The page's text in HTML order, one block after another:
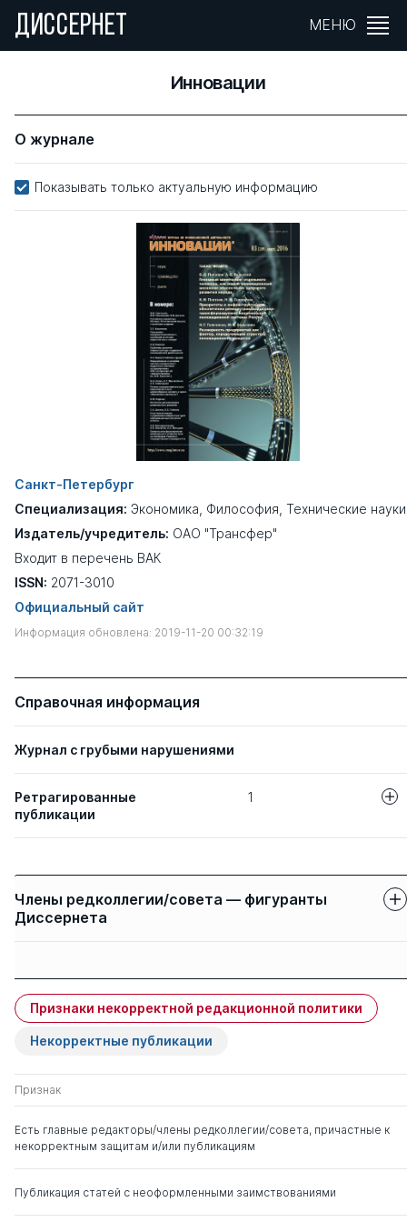
ДИССЕРНЕТ МЕНЮ
Инновации
О журнале
Показывать только актуальную информацию
Санкт-Петербург
Специализация: Экономика Философия Технические науки
Издатель/учредитель: ОАО "Трансфер"
Входит в перечень ВАК
ISSN: 2071-3010
Официальный сайт
Информация обновлена: 2019-11-20 00:32:19
Справочная информация
Журнал с грубыми нарушениями
Ретрагированные
публикации
1
Шишаев М. Г.
Маслобоев А. В.
Члены редколлегии/совета — фигуранты
Диссернета
Порфирьев Борис
Николаевич
д. э.н. 0 1
Окрепилов Владимир
Валентинович
Поляков Сергей
Геннадьевич
д. э.н.
Фияксель Эдуард
д. э.н. 1 1
Признаки некорректной редакционной политики
Некорректные публикации
Признак
Есть главные редакторы/члены редколлегии/совета, причастные к
некорректным защитам и/или публикациям
Публикация статей с неоформленными заимствованиями